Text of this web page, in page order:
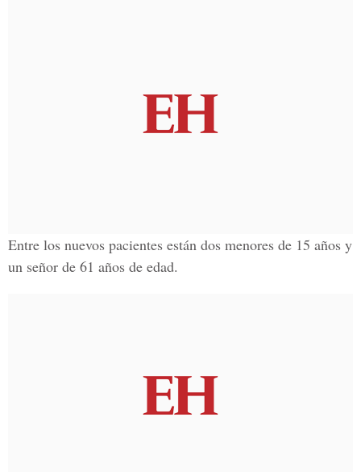
Entre los nuevos pacientes están dos menores de 15 años y
un señor de 61 años de edad.